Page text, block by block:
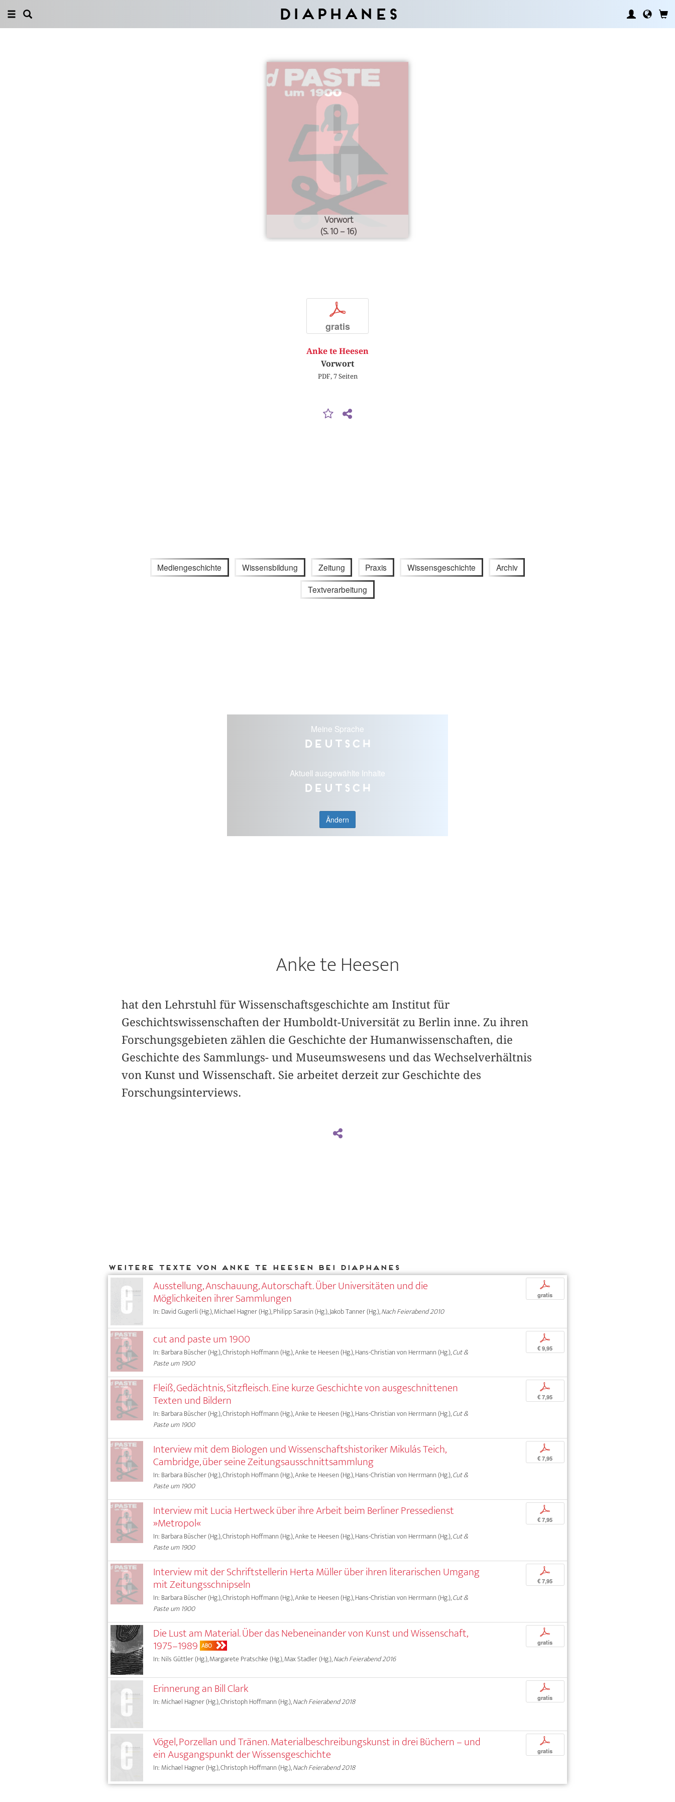
Diaphanes
Vorwort
(S. 10 – 16)
p
gratis
Anke te Heesen
Vorwort
PDF, 7 Seiten
Mediengeschichte Wissensbildung Zeitung Praxis Wissensgeschichte Archiv
Textverarbeitung
Meine Sprache
Deutsch
Aktuell ausgewählte Inhalte
Deutsch
Ändern
Anke te Heesen
hat den Lehrstuhl für Wissenschaftsgeschichte am Institut für
Geschichtswissenschaften der Humboldt-Universität zu Berlin inne. Zu ihren
Forschungsgebieten zählen die Geschichte der Humanwissenschaften, die
Geschichte des Sammlungs- und Museumswesens und das Wechselverhältnis
von Kunst und Wissenschaft. Sie arbeitet derzeit zur Geschichte des
Forschungsinterviews.
Weitere Texte von Anke te Heesen bei DIAPHANES
Ausstellung, Anschauung, Autorschaft. Über Universitäten und die
Möglichkeiten ihrer Sammlungen
In: David Gugerli (Hg.), Michael Hagner (Hg.), Philipp Sarasin (Hg.), Jakob Tanner (Hg.),Nach Feierabend 2010
p
gratis
cut and paste um 1900
In: Barbara Büscher (Hg.), Christoph Hoffmann (Hg.), Anke te Heesen (Hg.), Hans-Christian von Herrmann (Hg.),Cut &
Paste um 1900
p
€ 9,95
Fleiß, Gedächtnis, Sitzfleisch. Eine kurze Geschichte von ausgeschnittenen
Texten und Bildern
In: Barbara Büscher (Hg.), Christoph Hoffmann (Hg.), Anke te Heesen (Hg.), Hans-Christian von Herrmann (Hg.),Cut &
Paste um 1900
p
€ 7,95
Interview mit dem Biologen und Wissenschaftshistoriker Mikulás Teich,
Cambridge, über seine Zeitungsausschnittsammlung
In: Barbara Büscher (Hg.), Christoph Hoffmann (Hg.), Anke te Heesen (Hg.), Hans-Christian von Herrmann (Hg.),Cut &
Paste um 1900
p
€ 7,95
Interview mit Lucia Hertweck über ihre Arbeit beim Berliner Pressedienst
»Metropol«
In: Barbara Büscher (Hg.), Christoph Hoffmann (Hg.), Anke te Heesen (Hg.), Hans-Christian von Herrmann (Hg.),Cut &
Paste um 1900
p
€ 7,95
Interview mit der Schriftstellerin Herta Müller über ihren literarischen Umgang
mit Zeitungsschnipseln
In: Barbara Büscher (Hg.), Christoph Hoffmann (Hg.), Anke te Heesen (Hg.), Hans-Christian von Herrmann (Hg.),Cut &
Paste um 1900
p
€ 7,95
Die Lust am Material. Über das Nebeneinander von Kunst und Wissenschaft,
1975–1989 ABO
In: Nils Güttler (Hg.), Margarete Pratschke (Hg.), Max Stadler (Hg.),Nach Feierabend 2016
p
gratis
Erinnerung an Bill Clark
In: Michael Hagner (Hg.), Christoph Hoffmann (Hg.),Nach Feierabend 2018
p
gratis
Vögel, Porzellan und Tränen. Materialbeschreibungskunst in drei Büchern – und
ein Ausgangspunkt der Wissensgeschichte
In: Michael Hagner (Hg.), Christoph Hoffmann (Hg.),Nach Feierabend 2018
p
gratis